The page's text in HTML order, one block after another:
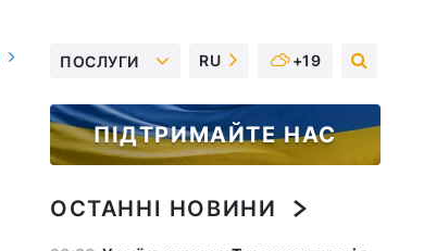
ПОСЛУГИ RU +19
ПІДТРИМАЙТЕ НАС
ОСТАННІ НОВИНИ